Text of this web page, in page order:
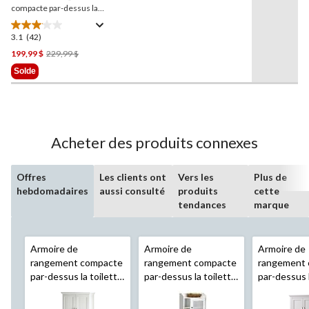
compacte par-dessus la
toilette à 2 portes
LivingLakeville, espresso
3.1 (42)
3.1
étoile(s)
sur
5.
199,99 $ 229,99 $Prix
229,99 $
Solde
Acheter des produits connexes
Offres
hebdomadaires
Les clients ont
aussi consulté
Vers les
produits
tendances
Plus de
cette
marque
Armoire de
rangement compacte
par-dessus la toilette
à 2 portesFor Living
Armoire de
rangement compacte
par-dessus la toilette
Sauder
Caraway, blanc doux
Armoire de
rangement
par-
Elena, gris